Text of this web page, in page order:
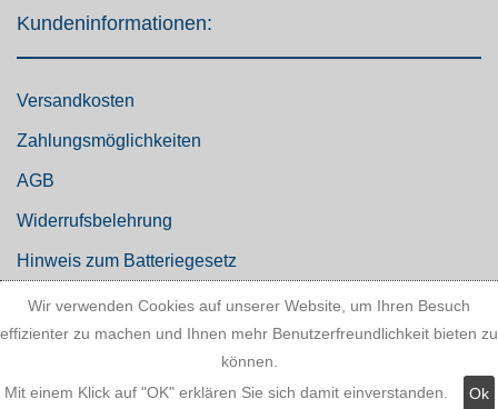
Kundeninformationen:
Versandkosten
Zahlungsmöglichkeiten
AGB
Widerrufsbelehrung
Hinweis zum Batteriegesetz
Kundeninformationen
Datenschutz
Wir verwenden Cookies auf unserer Website, um Ihren Besuch
effizienter zu machen und Ihnen mehr Benutzerfreundlichkeit bieten zu
können.
Mit einem Klick auf "OK" erklären Sie sich damit einverstanden.
Ok